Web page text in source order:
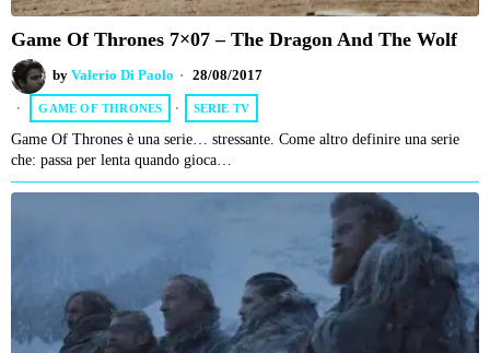
Game Of Thrones 7×07 – The Dragon And The Wolf
by Valerio Di Paolo 28/08/2017
GAME OF THRONES · SERIE TV
Game Of Thrones è una serie… stressante. Come altro definire una serie
che: passa per lenta quando gioca…